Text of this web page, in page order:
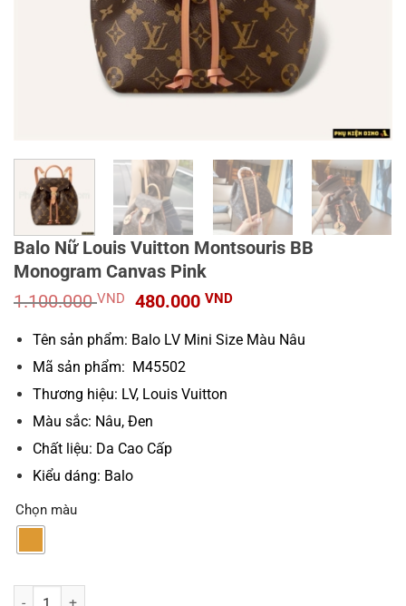
Balo Nữ Louis Vuitton Montsouris BB
Monogram Canvas Pink
1.100.000VND
Giá
là:
480.000 VNDGiá
tại
Tên sản phẩm: Balo LV Mini Size Màu Nâu
Mã sản phẩm: M45502
Thương hiệu: LV, Louis Vuitton
Màu sắc: Nâu, Đen
Chất liệu: Da Cao Cấp
Kiểu dáng: Balo
Chọn màu
Balo Nữ Louis Vuitton Montsouris BB Monogram Canvas Pink số